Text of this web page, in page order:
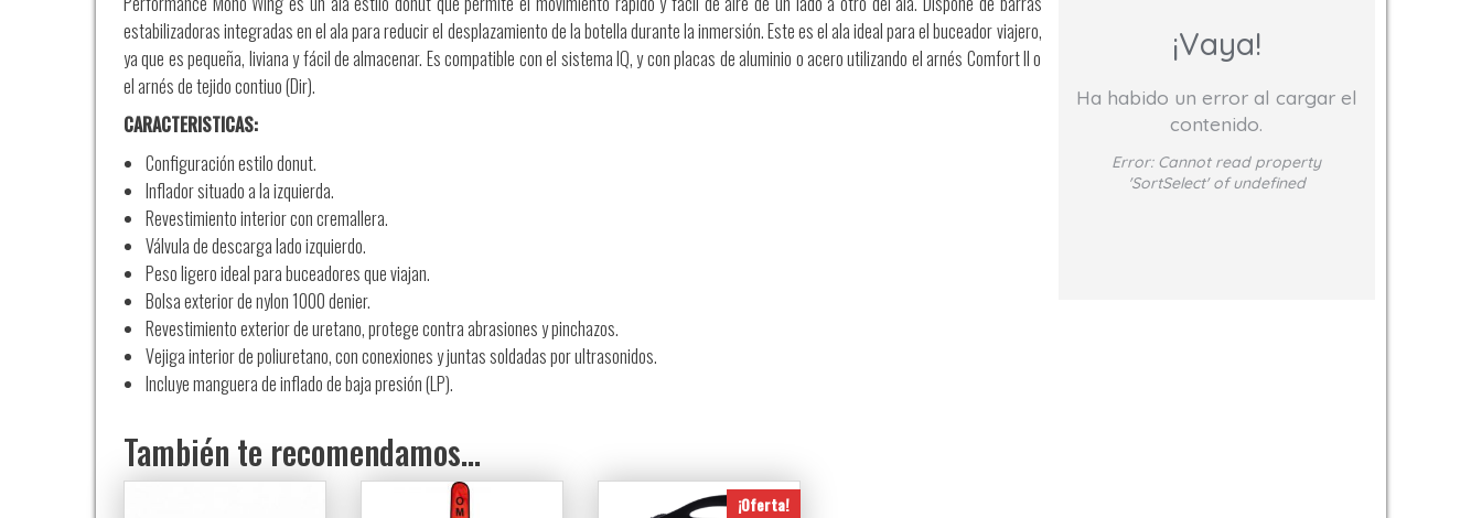
estabilizadoras integradas en el ala para reducir el desplazamiento de la botella durante la inmersión. Este es el ala ideal para el buceador viajero,
ya que es pequeña, liviana y fácil de almacenar. Es compatible con el sistema IQ, y con placas de aluminio o acero utilizando el arnés Comfort II o
el arnés de tejido contiuo (Dir).
CARACTERISTICAS:
Configuración estilo donut.
Inflador situado a la izquierda.
Revestimiento interior con cremallera.
Válvula de descarga lado izquierdo.
Peso ligero ideal para buceadores que viajan.
Bolsa exterior de nylon 1000 denier.
Revestimiento exterior de uretano, protege contra abrasiones y pinchazos.
Vejiga interior de poliuretano, con conexiones y juntas soldadas por ultrasonidos.
Incluye manguera de inflado de baja presión (LP).
También te recomendamos…
¡Oferta!
¡Vaya!
Ha habido un error al cargar el
contenido.
Error: Cannot read property
'SortSelect' of undefined